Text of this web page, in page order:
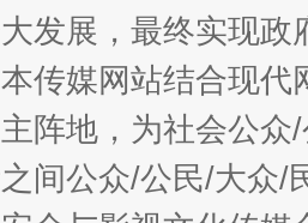
发展，最终实现
传媒网站结合现
阵地，为社会公
间公众/公民/大众/